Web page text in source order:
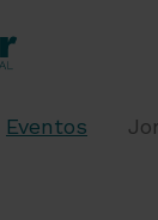
Eventos